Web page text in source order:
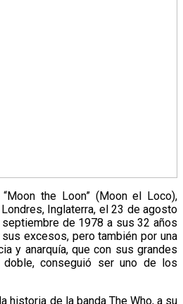
the Loon” (Moon el Loco),
Inglaterra, el 23 de agosto
de 1978 a sus 32 años
excesos, pero también por una
y anarquía, que con sus grandes
conseguió ser uno de los
historia de la banda The Who, a su